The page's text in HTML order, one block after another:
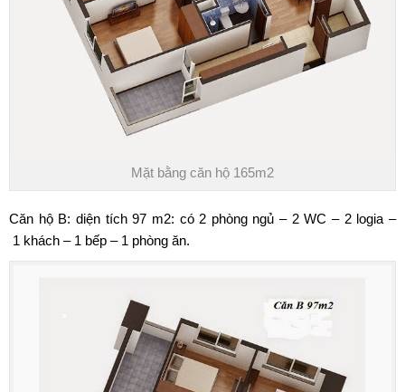
Mặt bằng căn hộ 165m2
Căn hộ B: diện tích 97 m2: có 2 phòng ngủ – 2 WC – 2 logia –
1 khách – 1 bếp – 1 phòng ăn.